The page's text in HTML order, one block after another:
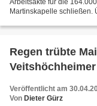
Martinskapelle schließen.
Regen trübte
Veröffentlicht am
Von Dieter Gürz